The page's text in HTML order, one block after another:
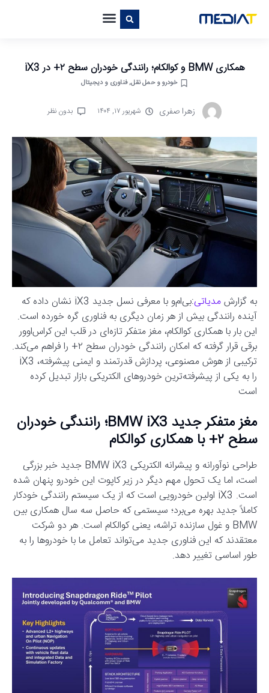
همکاری BMW و کوالکام؛ رانندگی خودران سطح ۲+ در iX3
خودرو و حمل نقل,فناوری و دیجیتال
زهرا صفری شهریور ۱۷, ۱۴۰۴ بدون نظر
به گزارشمدیاتی
:بی‌ام‌و با معرفی نسل جدید iX3 نشان داده که
آینده رانندگی بیش از هر زمان دیگری به فناوری گره خورده است.
این بار با همکاری کوالکام، مغز متفکر تازه‌ای در قلب این کراس‌اوور
برقی قرار گرفته که امکان رانندگی خودران سطح ۲+ را فراهم می‌کند.
ترکیبی از هوش مصنوعی، پردازش قدرتمند و ایمنی پیشرفته، iX3
را به یکی از پیشرفته‌ترین خودروهای الکتریکی بازار تبدیل کرده
است
مغز متفکر جدید BMW iX3؛ رانندگی خودران
سطح ۲+ با همکاری کوالکام
طراحی نوآورانه و پیشرانه الکتریکی BMW iX3 جدید خبر بزرگی
است، اما یک تحول مهم دیگر در زیر کاپوت این خودرو پنهان شده
است. iX3 اولین خودرویی است که از یک سیستم رانندگی خودکار
کاملاً جدید بهره می‌برد؛ سیستمی که حاصل سه سال همکاری بین
BMW و غول سازنده تراشه، یعنی کوالکام است. هر دو شرکت
معتقدند که این فناوری جدید می‌تواند تعامل ما با خودروها را به
طور اساسی تغییر دهد.